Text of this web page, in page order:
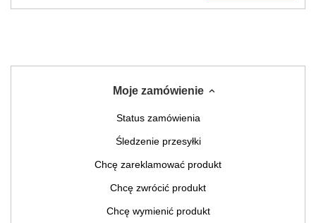
Moje zamówienie
Status zamówienia
Śledzenie przesyłki
Chcę zareklamować produkt
Chcę zwrócić produkt
Chcę wymienić produkt